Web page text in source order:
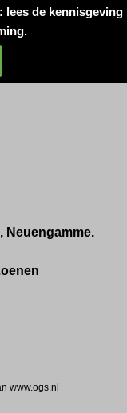
lees de kennisgeving
Neuengamme.
www.ogs.nl